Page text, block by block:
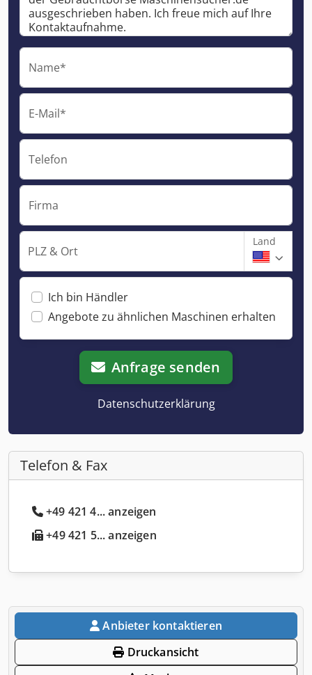
Name*
E-Mail*
Telefon
Firma
PLZ & Ort
Land
Ich bin Händler
Angebote zu ähnlichen Maschinen erhalten
Anfrage senden
Datenschutzerklärung
Telefon & Fax
+49 421 4... anzeigen
+49 421 5... anzeigen
Anbieter kontaktieren
Druckansicht